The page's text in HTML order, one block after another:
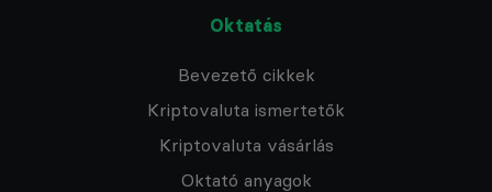
Oktatás
Bevezető cikkek
Kriptovaluta ismertetők
Kriptovaluta vásárlás
Oktató anyagok